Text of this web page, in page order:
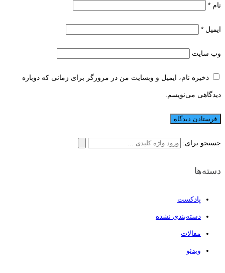
نام *
ایمیل *
وب‌ سایت
ذخیره نام، ایمیل و وبسایت من در مرورگر برای زمانی که دوباره
دیدگاهی می‌نویسم.
جستجو برای:
دسته‌ها
پادکست
دسته‌بندی نشده
مقالات
ویدئو